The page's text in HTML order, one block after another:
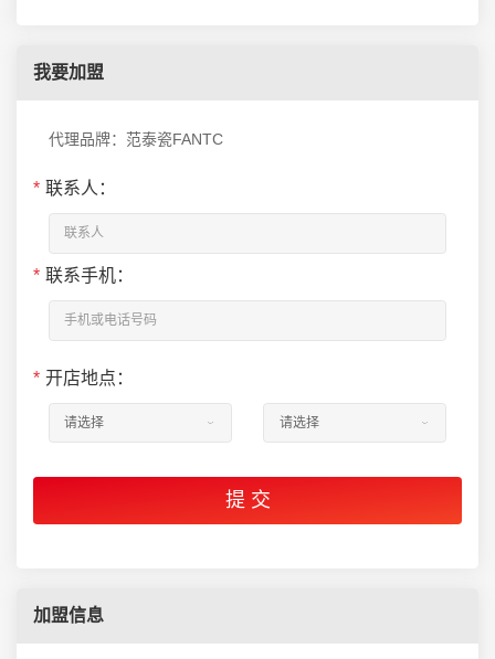
我要加盟
代理品牌：范泰瓷FANTC
* 联系人：
* 联系手机：
* 开店地点：
加盟信息